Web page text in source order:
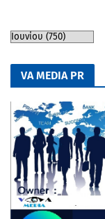
VA MEDIA PR